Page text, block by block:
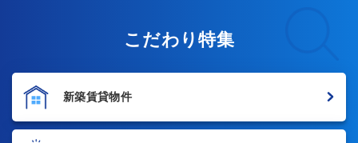
こだわり特集
新築賃貸物件